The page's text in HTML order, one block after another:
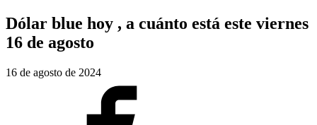
Dólar blue hoy , a cuánto está este viernes
16 de agosto
16 de agosto de 2024